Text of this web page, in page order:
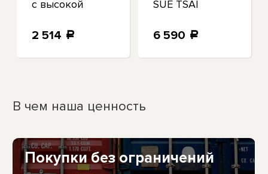
с высокой
размер XS Cas
2 514 a
SUE TSAI
6 590 a
В чем наша ценность
Покупки без ограничений